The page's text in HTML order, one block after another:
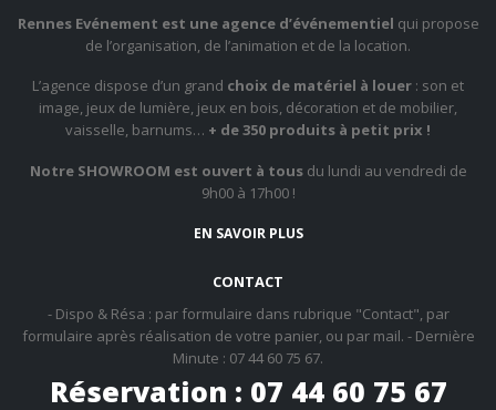
Rennes Evénement est une agence d’événementiel qui propose
de l’organisation, de l’animation et de la location.
L’agence dispose d’un grand choix de matériel à louer : son et
image, jeux de lumière, jeux en bois, décoration et de mobilier,
vaisselle, barnums… + de 350 produits à petit prix !
Notre SHOWROOM est ouvert à tousdu lundi au vendredi de
9h00 à 17h00 !
EN SAVOIR PLUS
CONTACT
- Dispo & Résa : par formulaire dans rubrique "Contact", par
formulaire après réalisation de votre panier, ou par mail. - Dernière
Minute : 07 44 60 75 67.
Réservation : 07 44 60 75 67